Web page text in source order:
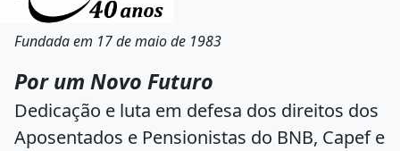
Fundada em 17 de maio de 1983
Por um Novo Futuro
Dedicação e luta em defesa dos direitos dos
Aposentados e Pensionistas do BNB, Capef e